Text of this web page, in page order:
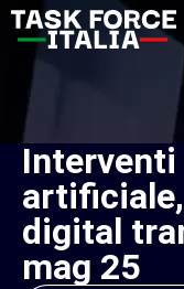
digital
mag 25